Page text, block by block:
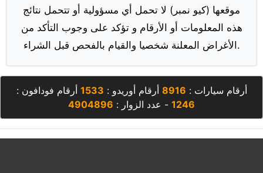
موقعها (كيو نمبر) لا تحمل أي مسؤولية أو تتحمل نتائج
هذه المعلومات أو الأرقام و تؤكد على وجوب التأكد من
الأغراض المعلنة شخصيا والقيام بالفحص قبل الشراء.
أرقام سيارات : 8916 أرقام أوريدو : 1533 أرقام فودافون :
1246 - عدد الزوار : 4904896